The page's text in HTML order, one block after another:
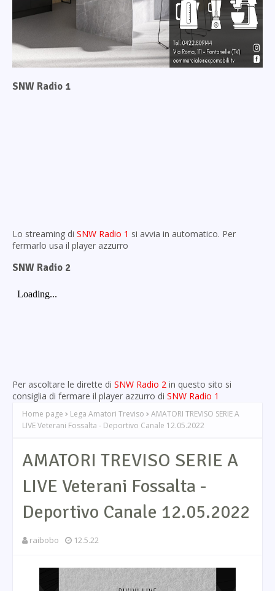
SNW Radio 1
Lo streaming di SNW Radio 1 si avvia in automatico. Per
fermarlo usa il player azzurro
SNW Radio 2
Per ascoltare le dirette di SNW Radio 2 in questo sito si
consiglia di fermare il player azzurro di SNW Radio 1
Home page Lega Amatori Treviso
AMATORI TREVISO SERIE A
LIVE Veterani Fossalta - Deportivo Canale 12.05.2022
AMATORI TREVISO SERIE A
LIVE Veterani Fossalta -
Deportivo Canale 12.05.2022
raibobo 12.5.22